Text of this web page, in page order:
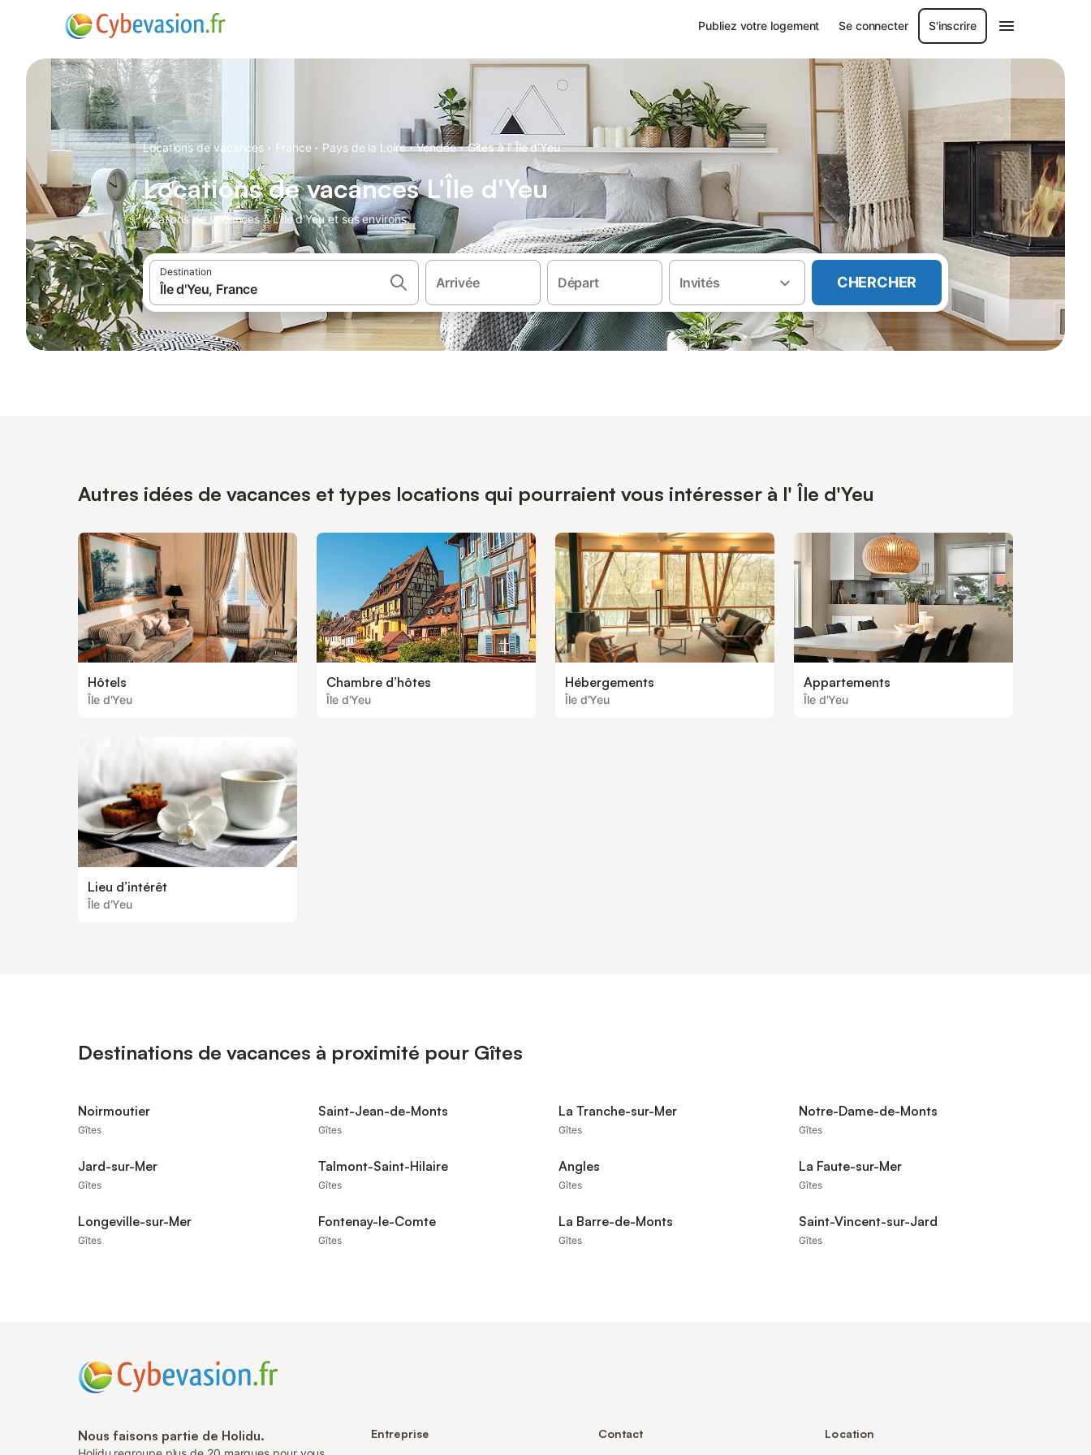
Publiez votre logement Se connecter S'inscrire
Locations de vacances · France · Pays de la Loire · Vendée · Gîtes à l' Île d'Yeu
Locations de vacances L'Île d'Yeu
locations de vacances à L'Île d'Yeu et ses environs.
Destination
Arrivée Départ Invités CHERCHER
Autres idées de vacances et types locations qui pourraient vous intéresser à l' Île d'Yeu
Hôtels
Île d'Yeu
Chambre d’hôtes
Île d'Yeu
Hébergements
Île d'Yeu
Appartements
Île d'Yeu
Lieu d’intérêt
Île d'Yeu
Destinations de vacances à proximité pour Gîtes
Noirmoutier
Gîtes
Saint-Jean-de-Monts
Gîtes
La Tranche-sur-Mer
Gîtes
Notre-Dame-de-Monts
Gîtes
Jard-sur-Mer
Gîtes
Talmont-Saint-Hilaire
Gîtes
Angles
Gîtes
La Faute-sur-Mer
Gîtes
Longeville-sur-Mer
Gîtes
Fontenay-le-Comte
Gîtes
La Barre-de-Monts
Gîtes
Saint-Vincent-sur-Jard
Gîtes
Nous faisons partie de Holidu. Entreprise Contact Location